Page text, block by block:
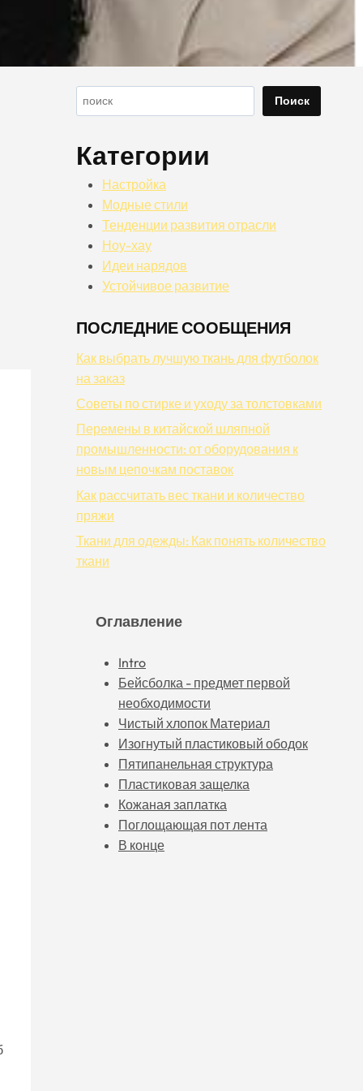
Поиск Поиск
Категории
Настройка
Модные стили
Тенденции развития отрасли
Ноу-хау
Идеи нарядов
Устойчивое развитие
ПОСЛЕДНИЕ СООБЩЕНИЯ
Как выбрать лучшую ткань для футболок
на заказ
Советы по стирке и уходу за толстовками
Перемены в китайской шляпной
промышленности: от оборудования к
новым цепочкам поставок
Как рассчитать вес ткани и количество
пряжи
Ткани для одежды: Как понять количество
ткани
Оглавление
Intro
Бейсболка - предмет первой
необходимости
Чистый хлопок Материал
Изогнутый пластиковый ободок
Пятипанельная структура
Пластиковая защелка
Кожаная заплатка
Поглощающая пот лента
В конце